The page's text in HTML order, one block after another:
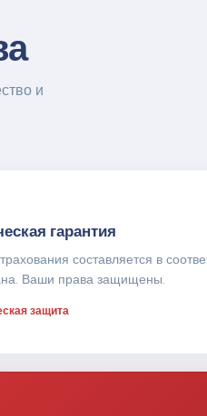
и
гарантия
составляется в
Ваши права защищены.
защита